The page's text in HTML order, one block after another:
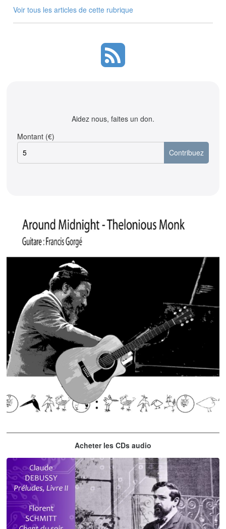
Voir tous les articles de cette rubrique
Aidez nous, faites un don.
Montant (€)
Thelonious MonkAcheter les CDs audio